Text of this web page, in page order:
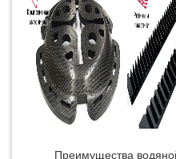
Преимущества